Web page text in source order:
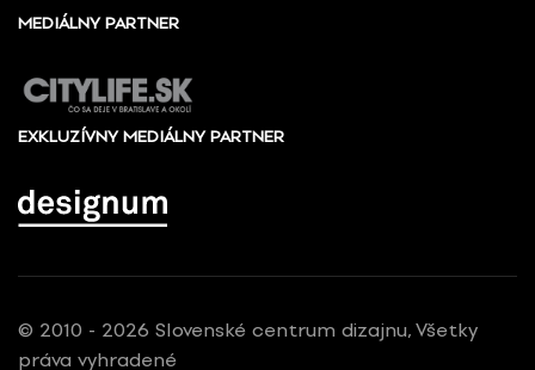
MEDIÁLNY PARTNER
EXKLUZÍVNY MEDIÁLNY PARTNER
© 2010 - 2026 Slovenské centrum dizajnu, Všetky
práva vyhradené